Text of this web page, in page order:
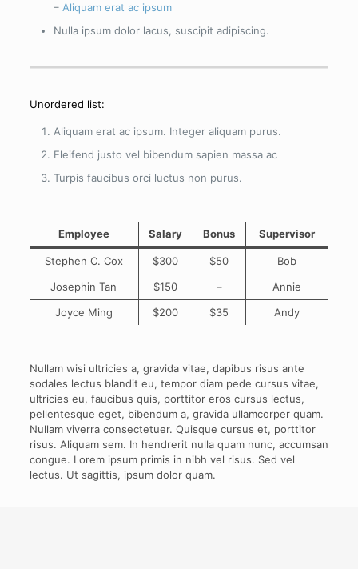
– Aliquam erat ac ipsum
Nulla ipsum dolor lacus, suscipit adipiscing.
Unordered list:
Aliquam erat ac ipsum. Integer aliquam purus.
Eleifend justo vel bibendum sapien massa ac
Turpis faucibus orci luctus non purus.
Employee Salary Bonus Supervisor
Stephen C. Cox $300 $50
Bob
Josephin Tan
$150 –
Annie
Joyce Ming
$200 $35 Andy
Nullam wisi ultricies a, gravida vitae, dapibus risus ante
sodales lectus blandit eu, tempor diam pede cursus vitae,
ultricies eu, faucibus quis, porttitor eros cursus lectus,
pellentesque eget, bibendum a, gravida ullamcorper quam.
Nullam viverra consectetuer. Quisque cursus et, porttitor
risus. Aliquam sem. In hendrerit nulla quam nunc, accumsan
congue. Lorem ipsum primis in nibh vel risus. Sed vel
lectus. Ut sagittis, ipsum dolor quam.